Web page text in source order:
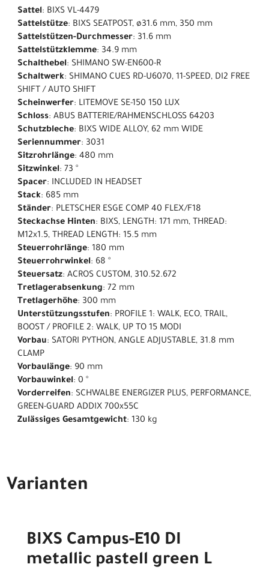
Sattel: BIXS VL-4479
Sattelstütze: BIXS SEATPOST, ø31.6 mm, 350 mm
Sattelstützen-Durchmesser: 31.6 mm
Sattelstützklemme: 34.9 mm
Schalthebel: SHIMANO SW-EN600-R
Schaltwerk: SHIMANO CUES RD-U6070, 11-SPEED, DI2 FREE
SHIFT / AUTO SHIFT
Scheinwerfer: LITEMOVE SE-150 150 LUX
Schloss: ABUS BATTERIE/RAHMENSCHLOSS 64203
Schutzbleche: BIXS WIDE ALLOY, 62 mm WIDE
Seriennummer: 3031
Sitzrohrlänge: 480 mm
Sitzwinkel: 73 °
Spacer: INCLUDED IN HEADSET
Stack: 685 mm
Ständer: PLETSCHER ESGE COMP 40 FLEX/F18
Steckachse Hinten: BIXS, LENGTH: 171 mm, THREAD:
M12x1.5, THREAD LENGTH: 15.5 mm
Steuerrohrlänge: 180 mm
Steuerrohrwinkel: 68 °
Steuersatz: ACROS CUSTOM, 310.52.672
Tretlagerabsenkung: 72 mm
Tretlagerhöhe: 300 mm
Unterstützungsstufen: PROFILE 1: WALK, ECO, TRAIL,
BOOST / PROFILE 2: WALK, UP TO 15 MODI
Vorbau: SATORI PYTHON, ANGLE ADJUSTABLE, 31.8 mm
CLAMP
Vorbaulänge: 90 mm
Vorbauwinkel: 0 °
Vorderreifen: SCHWALBE ENERGIZER PLUS, PERFORMANCE,
GREEN-GUARD ADDIX 700x55C
Zulässiges Gesamtgewicht: 130 kg
Varianten
BIXS Campus-E10 DI
metallic pastell green L